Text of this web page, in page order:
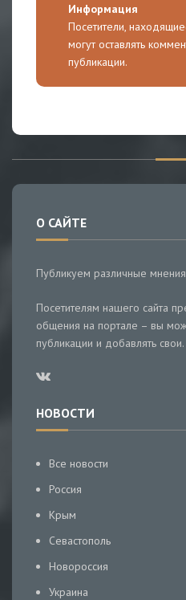
Информация
Посетители,
могут оставлять
публикации.
О САЙТЕ
Публикуем различные
Посетителям нашего сайта
общения на портале – вы
публикации и добавлять свои.
НОВОСТИ
Все новости
Россия
Крым
Севастополь
Новороссия
Украина